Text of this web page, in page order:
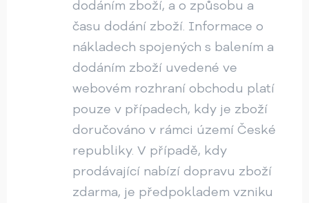
dodáním zboží, a o způsobu a
času dodání zboží. Informace o
nákladech spojených s balením a
dodáním zboží uvedené ve
webovém rozhraní obchodu platí
pouze v případech, kdy je zboží
doručováno v rámci území České
republiky. V případě, kdy
prodávající nabízí dopravu zboží
zdarma, je předpokladem vzniku